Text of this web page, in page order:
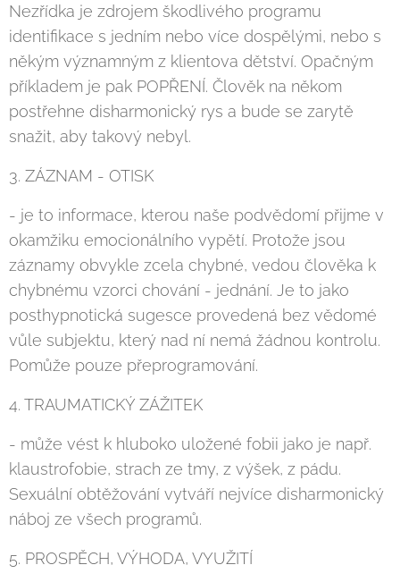
Nezřídka je zdrojem škodlivého programu
identifikace s jedním nebo více dospělými, nebo s
někým významným z klientova dětství. Opačným
příkladem je pak POPŘENÍ. Člověk na někom
postřehne disharmonický rys a bude se zarytě
snažit, aby takový nebyl.
3. ZÁZNAM - OTISK
- je to informace, kterou naše podvědomí přijme v
okamžiku emocionálního vypětí. Protože jsou
záznamy obvykle zcela chybné, vedou člověka k
chybnému vzorci chování - jednání. Je to jako
posthypnotická sugesce provedená bez vědomé
vůle subjektu, který nad ní nemá žádnou kontrolu.
Pomůže pouze přeprogramování.
4. TRAUMATICKÝ ZÁŽITEK
- může vést k hluboko uložené fobii jako je např.
klaustrofobie, strach ze tmy, z výšek, z pádu.
Sexuální obtěžování vytváří nejvíce disharmonický
náboj ze všech programů.
5. PROSPĚCH, VÝHODA, VYUŽITÍ